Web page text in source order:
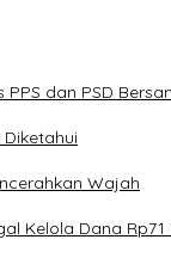
dan PSD
Wajah
Kelola Dana Rp71